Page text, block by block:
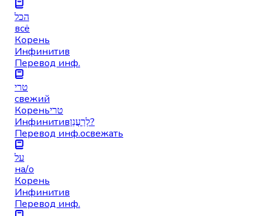
הכל
всё
Корень
Инфинитив
Перевод инф.
טרי
свежий
Кореньטרי
Инфинитив
לְרַעֲנֵן?
Перевод инф.освежать
על
на/о
Корень
Инфинитив
Перевод инф.